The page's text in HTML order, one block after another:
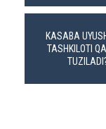
KASABA
TASHKILOTI